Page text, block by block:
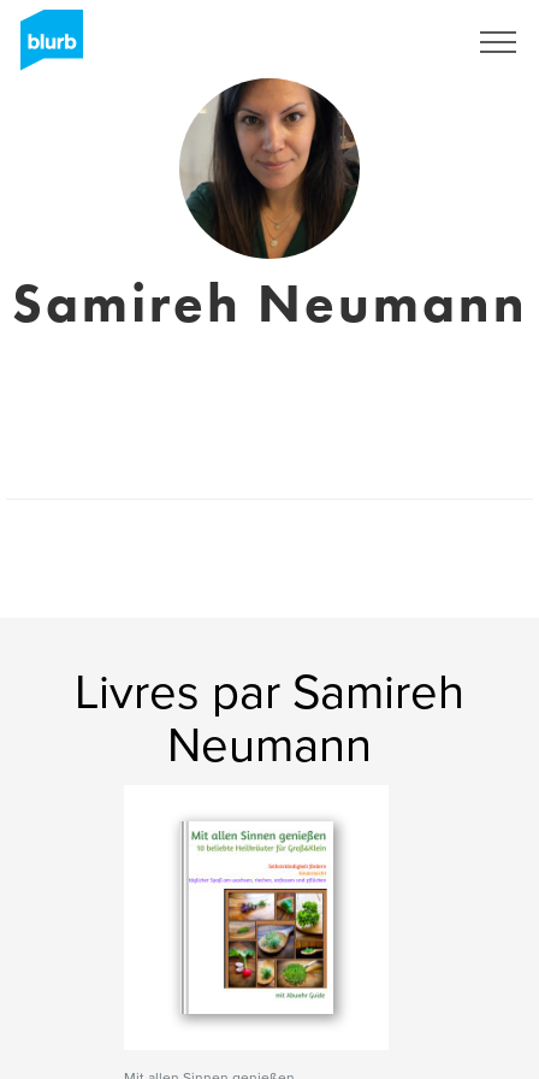
Samireh Neumann
Livres par Samireh
Neumann